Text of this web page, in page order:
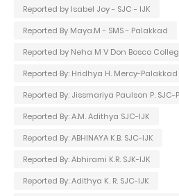
Reported by Isabel Joy - SJC - IJK
Reported By Maya.M - SMS - Palakkad
Reported by Neha M V Don Bosco
Reported By: Hridhya H. Mercy-Palakkad
Reported By: Jissmariya Paulson P.
Reported By: A.M. Adithya SJC-IJK
Reported By: ABHINAYA K.B. SJC-IJK
Reported By: Abhirami K.R. SJK-IJK
Reported By: Adithya K. R. SJC-IJK